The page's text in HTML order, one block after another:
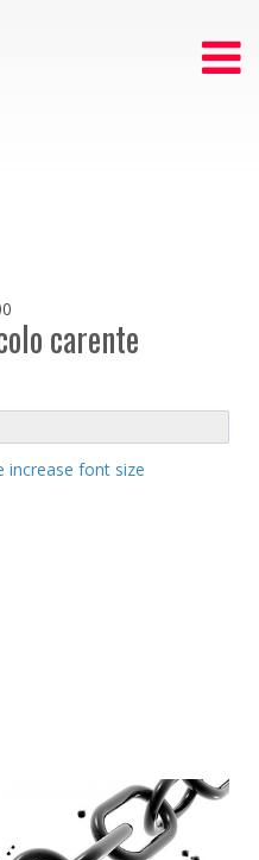
carente
increase font size